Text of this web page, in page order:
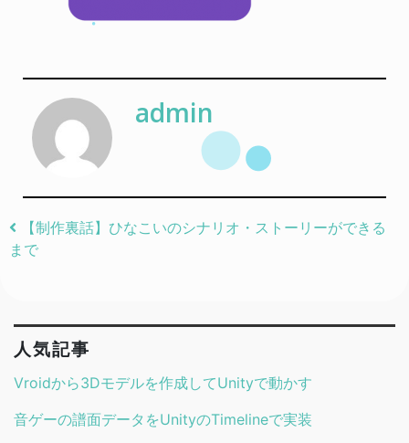
admin
Post navigation
【制作裏話】ひなこいのシナリオ・ストーリーができる
まで
人気記事
Vroidから3Dモデルを作成してUnityで動かす
音ゲーの譜面データをUnityのTimelineで実装